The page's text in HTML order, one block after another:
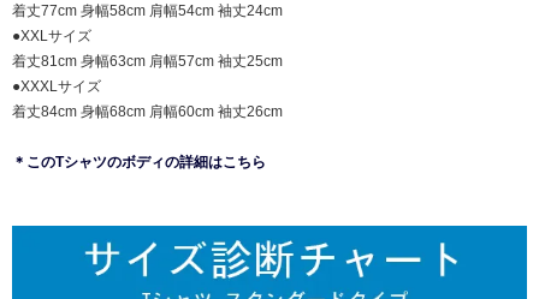
着丈77cm 身幅58cm 肩幅54cm 袖丈24cm
●XXLサイズ
着丈81cm 身幅63cm 肩幅57cm 袖丈25cm
●XXXLサイズ
着丈84cm 身幅68cm 肩幅60cm 袖丈26cm
＊このTシャツのボディの詳細はこちら